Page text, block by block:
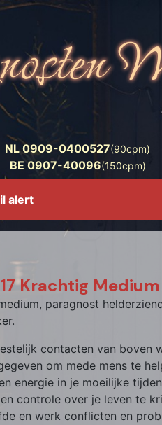
NL 0909-0400527(90cpm)
BE 0907-40096(150cpm)
alert
Krachtig
paragnost
contacten van boven
om mede mens te
energie in je moeilijke
controle over je leven te
en werk conflicten en